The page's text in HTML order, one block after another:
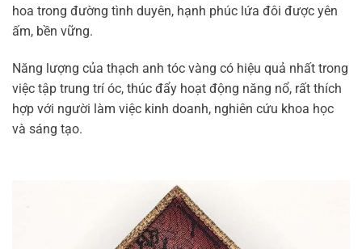
hoa trong đường tình duyên, hạnh phúc lứa đôi được yên
ấm, bền vững.
Năng lượng của thạch anh tóc vàng có hiệu quả nhất trong
việc tập trung trí óc, thúc đẩy hoạt động năng nổ, rất thích
hợp với người làm việc kinh doanh, nghiên cứu khoa học
và sáng tạo.